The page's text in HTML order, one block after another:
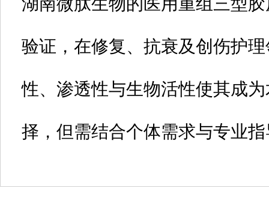
验证，在修复、抗衰及创伤护
性、渗透性与生物活性使其成
择，但需结合个体需求与专业